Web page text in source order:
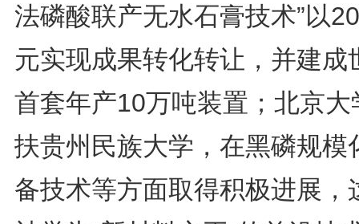
法磷酸联产无水石膏技术”以
元实现成果转化转让，并建成
首套年产10万吨装置；北京大
扶贵州民族大学，在黑磷规模
备技术等方面取得积极进展，